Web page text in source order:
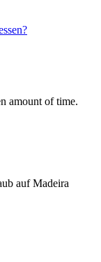
auf Madeira